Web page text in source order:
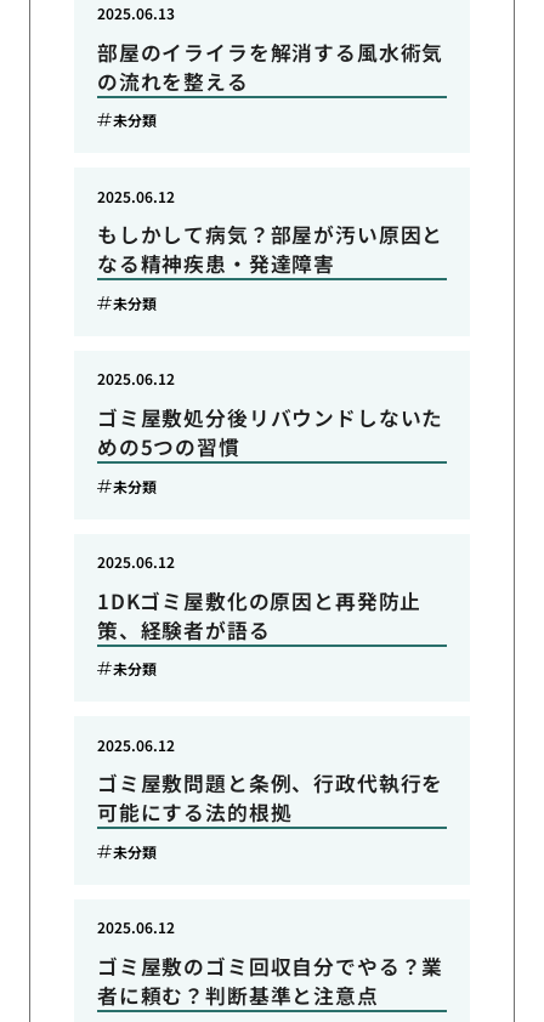
部屋のイライラを解消する風水術気
の流れを整える
2025.06.13
未分類
もしかして病気？部屋が汚い原因と
なる精神疾患・発達障害
2025.06.12
未分類
ゴミ屋敷処分後リバウンドしないた
めの5つの習慣
2025.06.12
未分類
1DKゴミ屋敷化の原因と再発防止
策、経験者が語る
2025.06.12
未分類
ゴミ屋敷問題と条例、行政代執行を
可能にする法的根拠
2025.06.12
未分類
ゴミ屋敷のゴミ回収自分でやる？業
者に頼む？判断基準と注意点
2025.06.12